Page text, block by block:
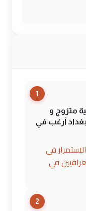
1
متزوج و
أرغب في
في
العراقيين في
2